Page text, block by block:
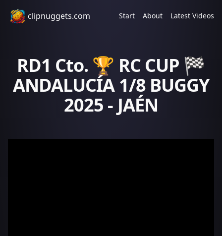
clipnuggets.com Start About Latest Videos
RD1 Cto. 🏆 RC CUP 🏁
ANDALUCÍA 1/8 BUGGY
2025 - JAÉN